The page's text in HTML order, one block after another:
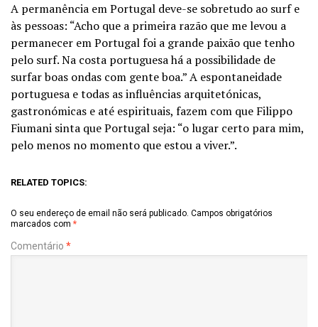
A permanência em Portugal deve-se sobretudo ao surf e
às pessoas: “Acho que a primeira razão que me levou a
permanecer em Portugal foi a grande paixão que tenho
pelo surf. Na costa portuguesa há a possibilidade de
surfar boas ondas com gente boa.” A espontaneidade
portuguesa e todas as influências arquitetónicas,
gastronómicas e até espirituais, fazem com que Filippo
Fiumani sinta que Portugal seja: “o lugar certo para mim,
pelo menos no momento que estou a viver.”.
RELATED TOPICS:
O seu endereço de email não será publicado. Campos obrigatórios
marcados com *
Comentário *